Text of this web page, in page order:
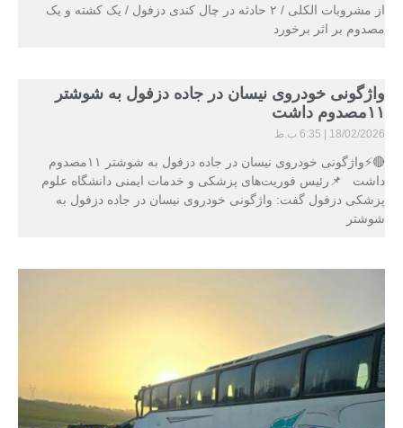
از مشروبات الکلی / ۲ حادثه در چال کندی دزفول / یک کشته و یک
مصدوم بر اثر برخورد
واژگونی خودروی نیسان در جاده دزفول به شوشتر
۱۱مصدوم داشت
18/02/2026 6:35 ب.ظ
🔴⚡واژگونی خودروی نیسان در جاده دزفول به شوشتر ۱۱مصدوم
داشت 📌رئیس فوریت‌های پزشکی و خدمات ایمنی دانشگاه علوم
پزشکی دزفول گفت: واژگونی خودروی نیسان در جاده دزفول به
شوشتر